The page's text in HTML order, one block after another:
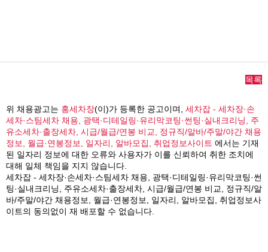
목록
위 채용광고는 홍세차장(이)가 등록한 공고이며, 세차잡 - 세차장·손
세차·스팀세차 채용, 광택·디테일링·유리막코팅·썬팅·실내크리닝, 주
유소세차·출장세차, 시급/월급/연봉 비교, 정규직/알바/주말/야간 채용
정보, 월급·연봉정보, 일자리, 알바모집, 취업정보사이트 에서는 기재
된 일자리 정보에 대한 오류와 사용자가 이를 신뢰하여 취한 조치에
대해 일체 책임을 지지 않습니다.
세차잡 - 세차장·손세차·스팀세차 채용, 광택·디테일링·유리막코팅·썬
팅·실내크리닝, 주유소세차·출장세차, 시급/월급/연봉 비교, 정규직/알
바/주말/야간 채용정보, 월급·연봉정보, 일자리, 알바모집, 취업정보사
이트의 동의없이 재 배포할 수 없습니다.